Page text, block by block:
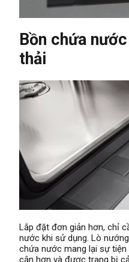
Bồn chứa
thải
Lắp đặt đơn giản hơn, chỉ
nước khi sử dụng. Lò
chứa nước mang lại sự
cận hơn và được trang bị